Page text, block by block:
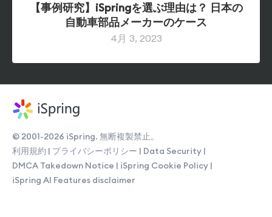
【事例研究】iSpringを選ぶ理由は？ 日本の
自動車部品メーカーのケース
© 2001-2026 iSpring. 無断複製禁止。
利用規約 | プライバシーポリシー | Data Security |
DMCA Takedown Notice | iSpring Cookie Policy |
iSpring AI Features disclaimer